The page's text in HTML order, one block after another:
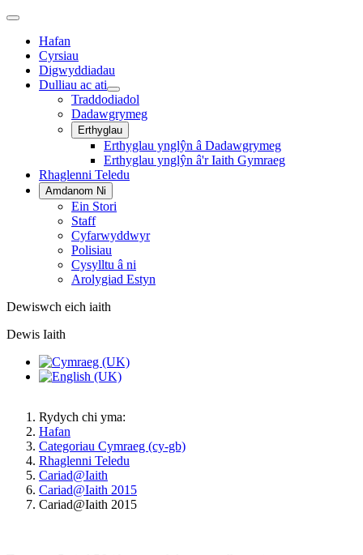
Hafan
Cyrsiau
Digwyddiadau
Dulliau ac ati
Traddodiadol
Dadawgrymeg
Erthyglau
Erthyglau ynglŷn â Dadawgrymeg
Erthyglau ynglŷn â'r Iaith Gymraeg
Rhaglenni Teledu
Amdanom Ni
Ein Stori
Staff
Cyfarwyddwyr
Polisiau
Cysylltu â ni
Arolygiad Estyn
Dewiswch eich iaith
Dewis Iaith
Rydych chi yma:
Hafan
Categoriau Cymraeg (cy-gb)
Rhaglenni Teledu
Cariad@Iaith
Cariad@Iaith 2015
Cariad@Iaith 2015